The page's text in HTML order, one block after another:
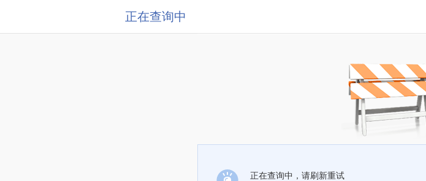
正在查询中
正在查询中，请刷新重试